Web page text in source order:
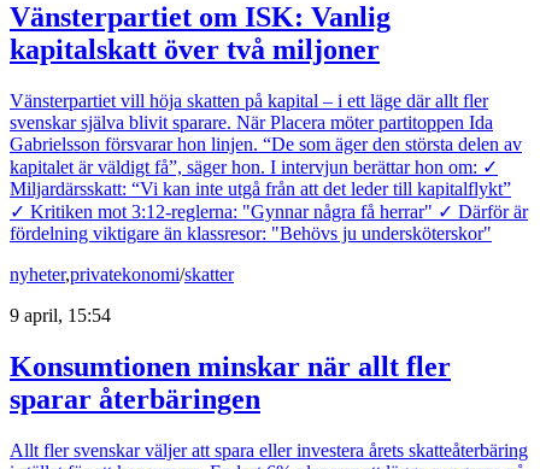
Vänsterpartiet om ISK: Vanlig
kapitalskatt över två miljoner
Vänsterpartiet vill höja skatten på kapital – i ett läge där allt fler
svenskar själva blivit sparare. När Placera möter partitoppen Ida
Gabrielsson försvarar hon linjen. “De som äger den största delen av
kapitalet är väldigt få”, säger hon. I intervjun berättar hon om: ✓
Miljardärsskatt: “Vi kan inte utgå från att det leder till kapitalflykt”
✓ Kritiken mot 3:12-reglerna: "Gynnar några få herrar" ✓ Därför är
fördelning viktigare än klassresor: "Behövs ju undersköterskor"
nyheter,privatekonomi/skatter
9 april, 15:54
Konsumtionen minskar när allt fler
sparar återbäringen
Allt fler svenskar väljer att spara eller investera årets skatteåterbäring